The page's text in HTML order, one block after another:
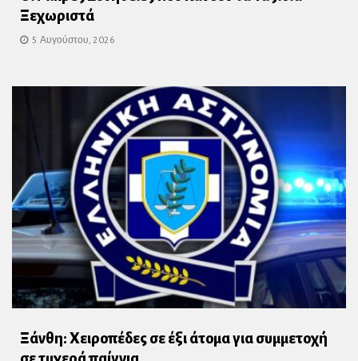
Ξεχωριστά
5 Αυγούστου, 2026
Ξάνθη: Χειροπέδες σε έξι άτομα για συμμετοχή